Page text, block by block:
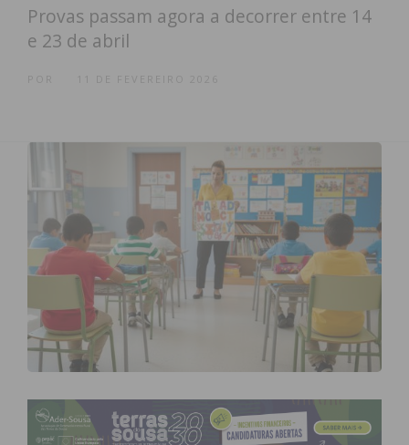
Provas passam agora a decorrer entre 14
e 23 de abril